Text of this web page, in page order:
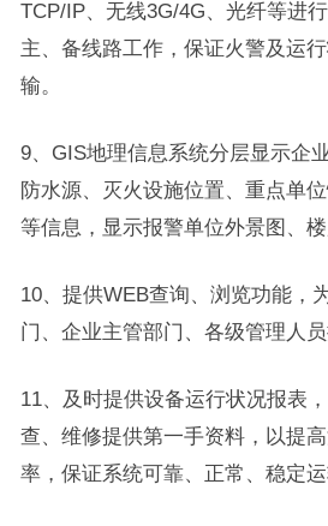
TCP/IP、无线3G/4G、光纤等进
主、备线路工作，保证火警及运
输。
9、GIS地理信息系统分层显示企
防水源、灭火设施位置、重点单
等信息，显示报警单位外景图、楼
10、提供WEB查询、浏览功能，
门、企业主管部门、各级管理人
11、及时提供设备运行状况报表
查、维修提供第一手资料，以提
率，保证系统可靠、正常、稳定运